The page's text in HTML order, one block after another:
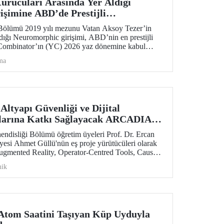
ABD’de Prestijli
2019 yılı mezunu Vatan Aksoy Tezer’in
Neuromorphic girişimi, ABD’nin en prestijli
(YC) 2026 yaz dönemine kabul
Güvenliği ve Dijital
Katkı Sağlayacak ARCADIA
Exchanges Programı Desteği
Bölümü öğretim üyeleri Prof. Dr. Ercan
Ahmet Güllü'nün eş proje yürütücüleri olarak
Reality, Operator-Centred Tools, Causal
Curie Actions (MSCA) Staff Exchanges
hak kazandı.
Saatini Taşıyan Küp Uyduyla